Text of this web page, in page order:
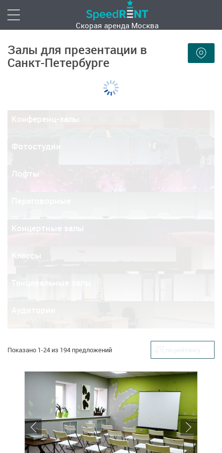
Скорая аренда Москва
Залы для презентации в
Санкт-Петербурге
Конференц-залы
Фотостудии
Лофты
Классы
Показано 1-24 из 194 предложений